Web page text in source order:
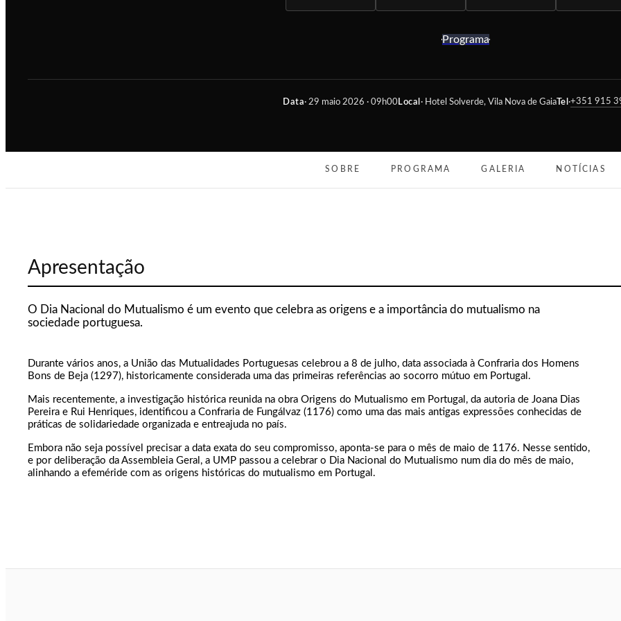
Programa
Data· 29 maio 2026 · 09h00Local · Hotel Solverde, Vila Nova de GaiaTel ·+351 915
SOBRE PROGRAMA GALERIA NOTÍCIAS
Apresentação
O Dia Nacional do Mutualismo é um evento que celebra as origens e a importância do mutualismo na
sociedade portuguesa.
Durante vários anos, a União das Mutualidades Portuguesas celebrou a 8 de julho, data associada à Confraria dos Homens
Bons de Beja (1297), historicamente considerada uma das primeiras referências ao socorro mútuo em Portugal.
Mais recentemente, a investigação histórica reunida na obra Origens do Mutualismo em Portugal, da autoria de Joana Dias
Pereira e Rui Henriques, identificou a Confraria de Fungálvaz (1176) como uma das mais antigas expressões conhecidas de
práticas de solidariedade organizada e entreajuda no país.
Embora não seja possível precisar a data exata do seu compromisso, aponta-se para o mês de maio de 1176. Nesse sentido,
e por deliberação da Assembleia Geral, a UMP passou a celebrar o Dia Nacional do Mutualismo num dia do mês de maio,
alinhando a efeméride com as origens históricas do mutualismo em Portugal.